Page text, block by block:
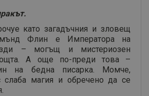
като загадъчния и зловещ
Флин е Императора на
– могъщ и мистериозен
А още по-преди това –
на бедна писарка. Момче,
слаба магия и обречено да се